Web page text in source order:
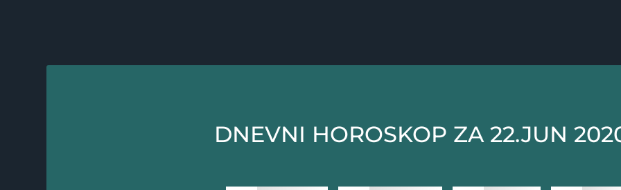
DNEVNI HOROSKOP ZA 22.JUN